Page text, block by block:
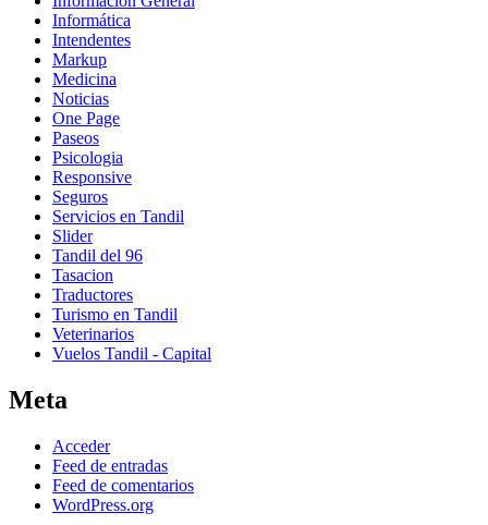
Informática
Intendentes
Markup
Medicina
Noticias
One Page
Paseos
Psicologia
Responsive
Seguros
Servicios en Tandil
Slider
Tandil del 96
Tasacion
Traductores
Turismo en Tandil
Veterinarios
Vuelos Tandil - Capital
Meta
Acceder
Feed de entradas
Feed de comentarios
WordPress.org